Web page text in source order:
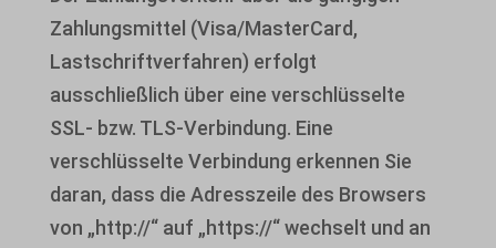
Zahlungsmittel (Visa/MasterCard,
Lastschriftverfahren) erfolgt
ausschließlich über eine verschlüsselte
SSL- bzw. TLS-Verbindung. Eine
verschlüsselte Verbindung erkennen Sie
daran, dass die Adresszeile des Browsers
von „http://“ auf „https://“ wechselt und an